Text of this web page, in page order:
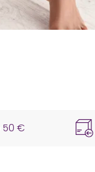
50 €